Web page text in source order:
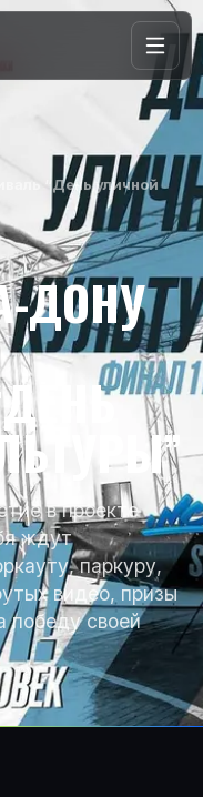
“День уличной
ДОНУ
в проекте
ждут
паркуру,
видео, призы
победу своей